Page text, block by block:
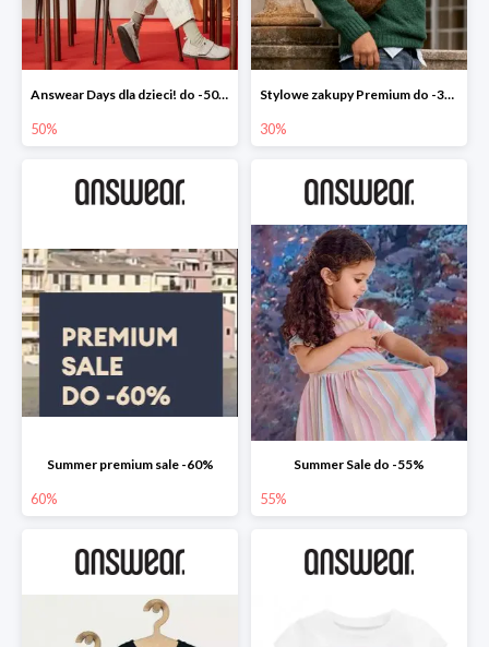
Answear Days dla dzieci! do -50%
50%
Stylowe zakupy Premium do -30%
30%
Summer premium sale -60%
60%
Summer Sale do -55%
55%